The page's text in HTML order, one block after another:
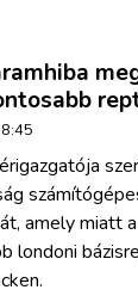
amely miatt
londoni